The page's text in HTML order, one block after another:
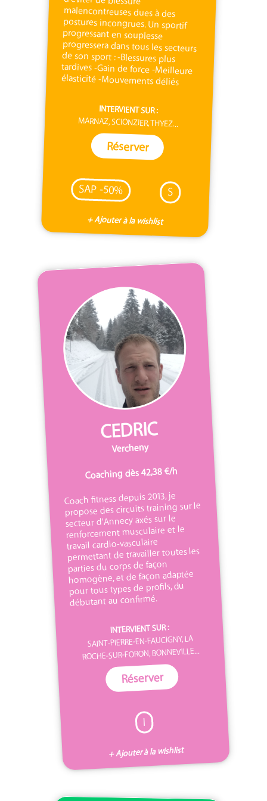
élasticité -Mouvements déliés
INTERVIENT SUR :
MARNAZ, SCIONZIER, THYEZ...
Réserver
SAP -50% S
+ Ajouter à la wishlist
CEDRIC
Vercheny
Coaching dès 42,38 €/h
Coach fitness depuis 2013, je
propose des circuits training sur le
secteur d'Annecy axés sur le
renforcement musculaire et le
travail cardio-vasculaire
permettant de travailler toutes les
parties du corps de façon
homogène, et de façon adaptée
pour tous types de profils, du
débutant au confirmé.
INTERVIENT SUR :
SAINT-PIERRE-EN-FAUCIGNY, LA
ROCHE-SUR-FORON, BONNEVILLE...
Réserver
I
+ Ajouter à la wishlist